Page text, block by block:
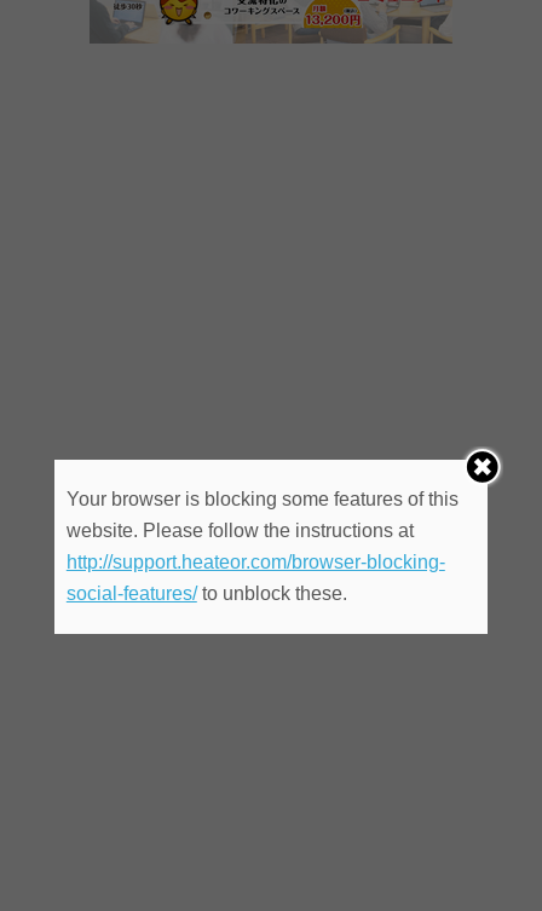
Your browser is blocking some features of this
website. Please follow the instructions at
http://support.heateor.com/browser-blocking-
social-features/to unblock these.